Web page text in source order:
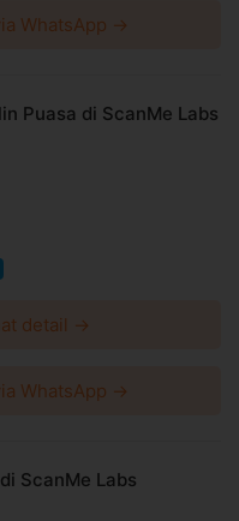
WhatsApp →
Puasa di ScanMe Labs
detail →
WhatsApp →
ScanMe Labs